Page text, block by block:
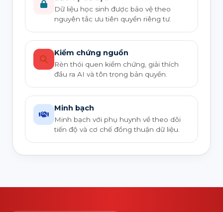
Dữ liệu học sinh được bảo vệ theo
nguyên tắc ưu tiên quyền riêng tư.
Kiểm chứng nguồn
Rèn thói quen kiểm chứng, giải thích
đầu ra AI và tôn trọng bản quyền.
Minh bạch
Minh bạch với phụ huynh về theo dõi
tiến độ và cơ chế đồng thuận dữ liệu.